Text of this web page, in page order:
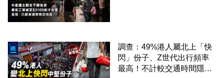
調查：49%港人屬北上「快
閃」份子、Z世代出行頻率
最高！不計較交通時間隱形